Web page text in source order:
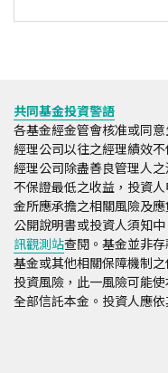
共同基金投資警語
各基金經金管會核准或同
經理公司以往之經理績效
經理公司除盡善良管理人
不保證最低之收益，投資
金所應承擔之相關風險及
公開說明書或投資人須知
訊觀測站查閱。基金並非
基金或其他相關保障機制
投資風險，此一風險可能
全部信託本金。投資人應